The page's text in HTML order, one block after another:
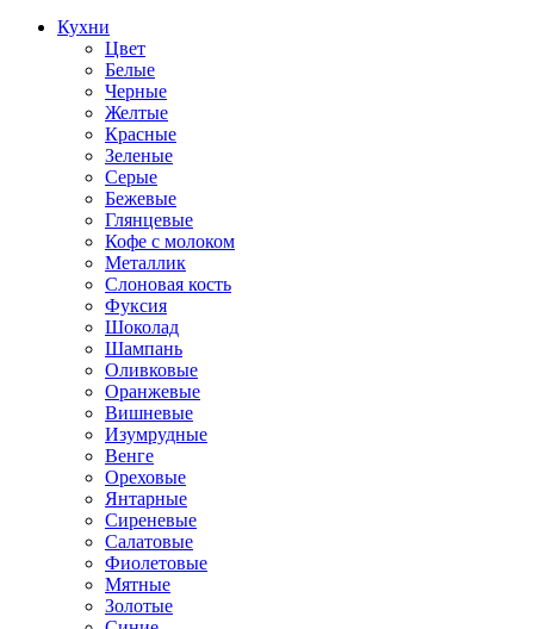
Кухни
Цвет
Белые
Черные
Желтые
Красные
Зеленые
Серые
Бежевые
Глянцевые
Кофе с молоком
Металлик
Слоновая кость
Фуксия
Шоколад
Шампань
Оливковые
Оранжевые
Вишневые
Изумрудные
Венге
Ореховые
Янтарные
Сиреневые
Салатовые
Фиолетовые
Мятные
Золотые